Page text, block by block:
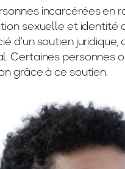
incarcérées en
sexuelle et identité
d’un soutien
Certaines personnes
grâce à ce soutien.